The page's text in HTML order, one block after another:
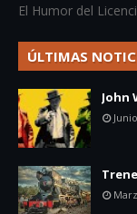
El Humor del
ÚLTIMAS
John